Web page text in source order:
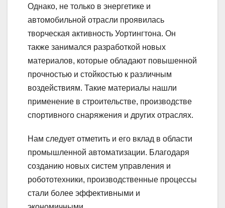
Однако, не только в энергетике и
автомобильной отрасли проявилась
творческая активность Уортингтона. Он
также занимался разработкой новых
материалов, которые обладают повышенной
прочностью и стойкостью к различным
воздействиям. Такие материалы нашли
применение в строительстве, производстве
спортивного снаряжения и других отраслях.
Нам следует отметить и его вклад в области
промышленной автоматизации. Благодаря
созданию новых систем управления и
робототехники, производственные процессы
стали более эффективными и